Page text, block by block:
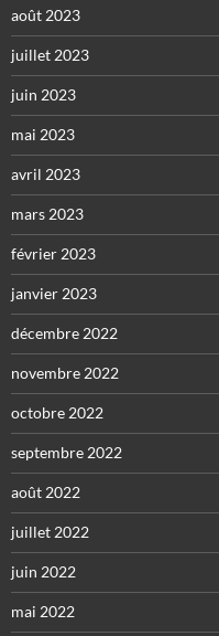
août 2023
juillet 2023
juin 2023
mai 2023
avril 2023
mars 2023
février 2023
janvier 2023
décembre 2022
novembre 2022
octobre 2022
septembre 2022
août 2022
juillet 2022
juin 2022
mai 2022